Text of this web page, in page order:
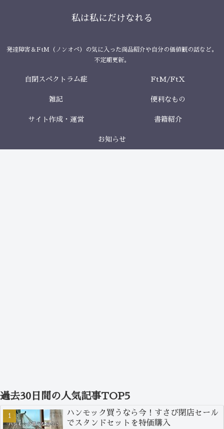
私は私にだけなれる
発達障害＆FtM（ノンオペ）の気に入った商品紹介や自分の価値観の話など。
不定期更新。
自閉スペクトラム症 FtM/FtX
雑記 便利なもの
サイト作成・運営 書籍紹介
お知らせ
過去30日間の人気記事TOP5
ハンモック買うなら今！すさび閉店セール
でスタンドセットを特価購入